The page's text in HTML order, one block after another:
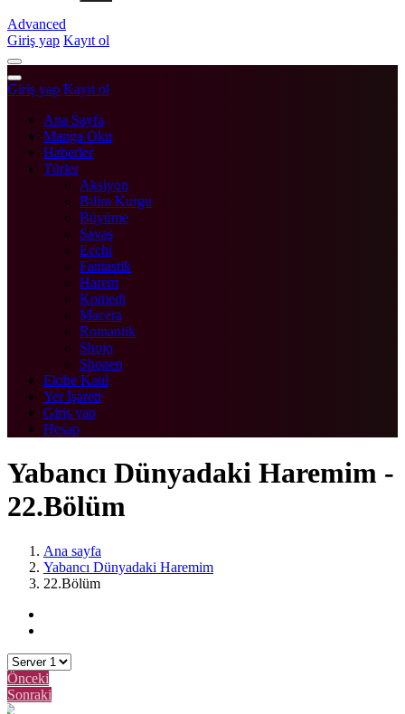
Advanced
Giriş yap Kayıt ol
Giriş yap Kayıt ol
Ana Sayfa
Manga Oku
Haberler
Türler
Aksiyon
Bilim Kurgu
Büyüme
Savaş
Ecchi
Fantastik
Harem
Komedi
Macera
Romantik
Shojo
Shonen
Ekibe Katıl
Yer İşareti
Giriş yap
Hesap
Yabancı Dünyadaki Haremim -
22.Bölüm
Ana sayfa
Yabancı Dünyadaki Haremim
22.Bölüm
Önceki
Sonraki